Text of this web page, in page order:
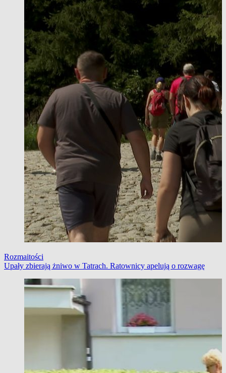
Rozmaitości
Upały zbierają żniwo w Tatrach. Ratownicy apelują o rozwagę